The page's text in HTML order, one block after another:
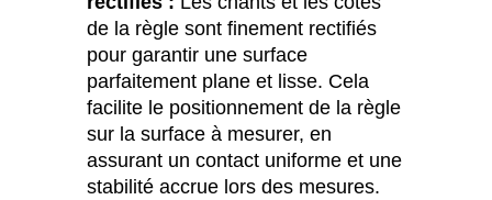
de la règle sont finement rectifiés
pour garantir une surface
parfaitement plane et lisse. Cela
facilite le positionnement de la règle
sur la surface à mesurer, en
assurant un contact uniforme et une
stabilité accrue lors des mesures.